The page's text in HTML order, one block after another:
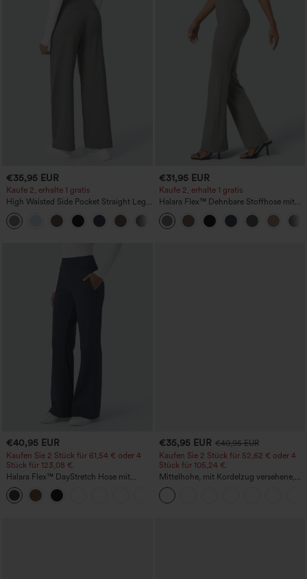
€35,95 EUR
Kaufe 2, erhalte 1 gratis
High Waisted Side Pocket Straight Leg
Work Pants
+23
€31,95 EUR
Kaufe 2, erhalte 1 gratis
Halara Flex™ Dehnbare Stoffhose mit
hohem Bund und Seitentasche hinten
€40,95 EUR
Kaufen Sie 2 Stück für 61,54 € oder 4
Stück für 123,08 €.
Halara Flex™ DayStretch Hose mit
mittlerer Bundhöhe, seitlicher
Reißverschlusstasche und
Work‑Flare‑Schnitt
€35,95 EUR €40,95 EUR
Kaufen Sie 2 Stück für 52,62 € oder 4
Stück für 105,24 €.
Mittelhohe, mit Kordelzug versehene,
schnelltrocknende Golfhose mit schmal
zulaufendem Schnitt, abgerundetem
Saum und Taschen – UPF 40+